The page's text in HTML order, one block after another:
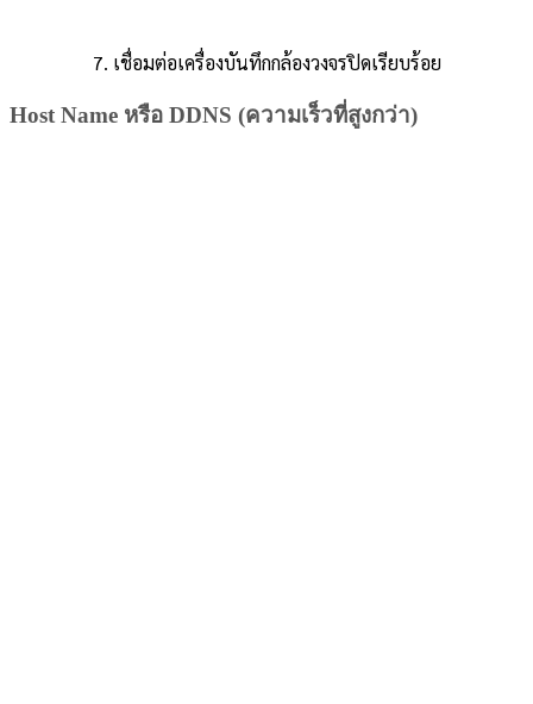
7. เชื่อมต่อเครื่องบันทึกกล้องวงจรปิดเรียบร้อย
Host Name หรือ DDNS (ความเร็วที่สูงกว่า)